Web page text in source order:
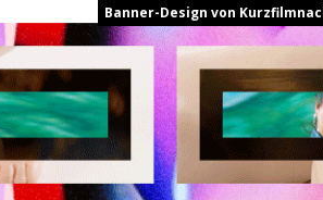
Banner-Design von